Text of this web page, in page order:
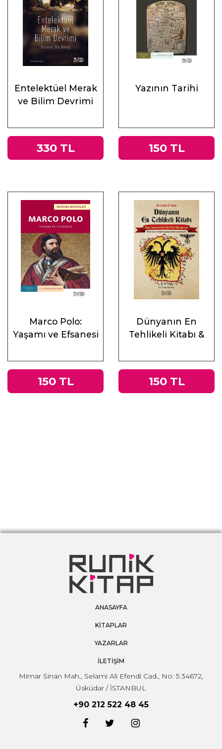
Entelektüel Merak
ve Bilim Devrimi
330 TL
Yazının Tarihi
150 TL
Marco Polo:
Yaşamı ve Efsanesi
150 TL
Dünyanın En
Tehlikeli Kitabı &
İmparatorluğu’ndan
Tacitus’un
150 TL
ANASAYFA
KİTAPLAR
YAZARLAR
İLETİŞİM
Mimar Sinan Mah., Selami Ali Efendi Cad., No: 5 34672,
Üsküdar / İSTANBUL
+90 212 522 48 45